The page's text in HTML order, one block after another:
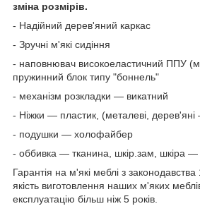
зміна розмірів.
- Надійний дерев'яний каркас
- Зручні м'які сидіння
- наповнювач високоеластичний ППУ
пружинний блок типу "боннель"
- механізм розкладки — викатний
- Ніжки — пластик, (металеві,
- подушки — холофайбер
- оббивка — тканина, шкір.зам, шкіра —
Гарантія на м'які меблі з законодавства
якість виготовлення наших м'яких
експлуатацію більш ніж 5 років.